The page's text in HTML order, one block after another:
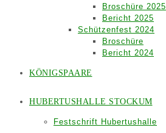
Broschüre 2025
Bericht 2025
Schützenfest 2024
Broschüre
Bericht 2024
KÖNIGSPAARE
HUBERTUSHALLE STOCKUM
Festschrift Hubertushalle